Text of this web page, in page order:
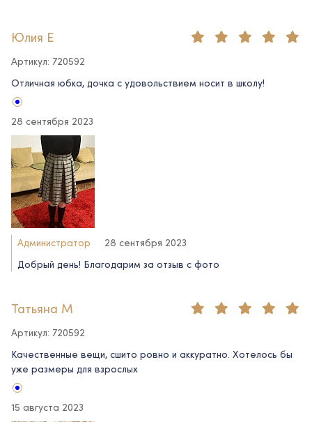
Юлия Е
Артикул: 720592
Отличная юбка, дочка с удовольствием носит в школу!
28 сентября 2023
Администратор
28 сентября 2023
Добрый день! Благодарим за отзыв с фото
Татьяна М
Артикул: 720592
Качественные вещи, сшито ровно и аккуратно. Хотелось бы
уже размеры для взрослых
15 августа 2023